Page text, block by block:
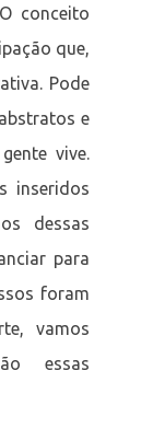
conceito
que,
Pode
e
vive.
inseridos
dessas
para
foram
vamos
essas